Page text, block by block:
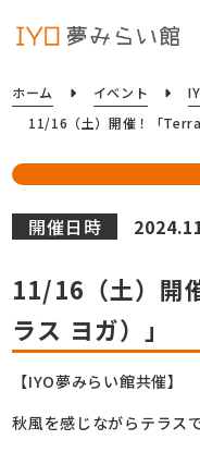
ホーム イベント
11/16（土）開催！「
開催日時
11/16（土）開
ラス ヨガ）」
【IYO夢みらい館共催】
秋風を感じながらテラス